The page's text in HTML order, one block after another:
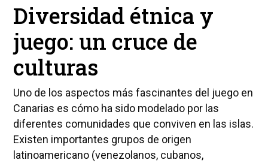
Diversidad étnica y
juego: un cruce de
culturas
Uno de los aspectos más fascinantes del juego en
Canarias es cómo ha sido modelado por las
diferentes comunidades que conviven en las islas.
Existen importantes grupos de origen
latinoamericano (venezolanos, cubanos,